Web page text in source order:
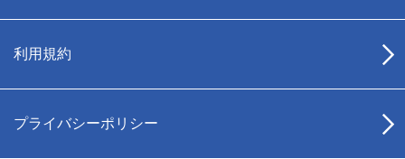
利用規約
プライバシーポリシー